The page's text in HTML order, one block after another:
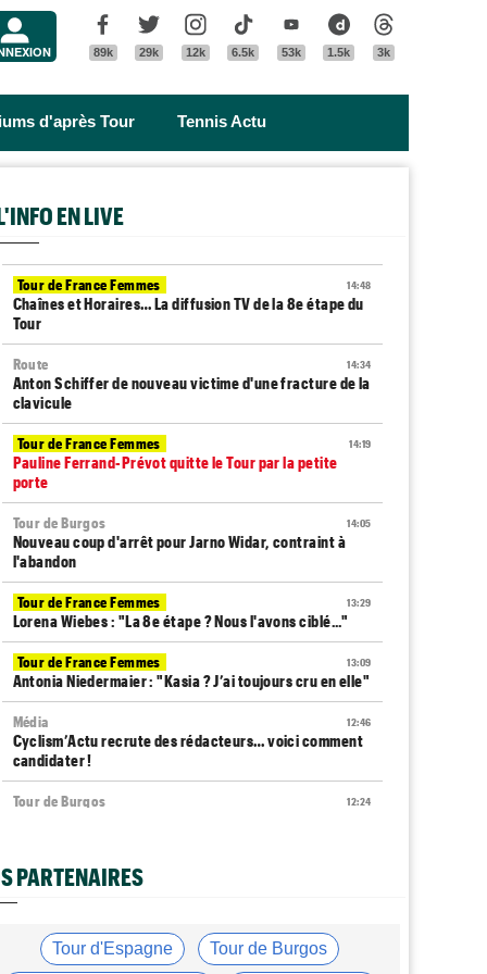
Facebook
89k
Twitter
29k
Instagram
12k
Tik Tok
6.5k
Youtube
53k
Dailymotion
1.5k 3k
d'après Tour Tennis Actu
EN LIVE
14:48
Tour de France Femmes
Chaînes et Horaires… La diffusion TV de la 8e étape du
Tour
14:34
Route
Anton Schiffer de nouveau victime d'une fracture de la
clavicule
14:19
Tour de France Femmes
Pauline Ferrand-Prévot quitte le Tour par la petite
porte
14:05
Tour de Burgos
Nouveau coup d'arrêt pour Jarno Widar, contraint à
l'abandon
13:29
Tour de France Femmes
Lorena Wiebes : "La 8e étape ? Nous l'avons ciblé..."
13:09
Tour de France Femmes
Antonia Niedermaier : "Kasia ? J’ai toujours cru en elle"
12:46
Média
Cyclism’Actu recrute des rédacteurs… voici comment
candidater !
12:24
Tour de Burgos
Tour de France Femmes
La 8e étape à Nice… la plus longue du Tour Femmes !
Tour de Pologne
Jan Christen : "J'aurais aussi pu gagner au sprint..."
PARTENAIRES
Tour d'Espagne Tour de Burgos